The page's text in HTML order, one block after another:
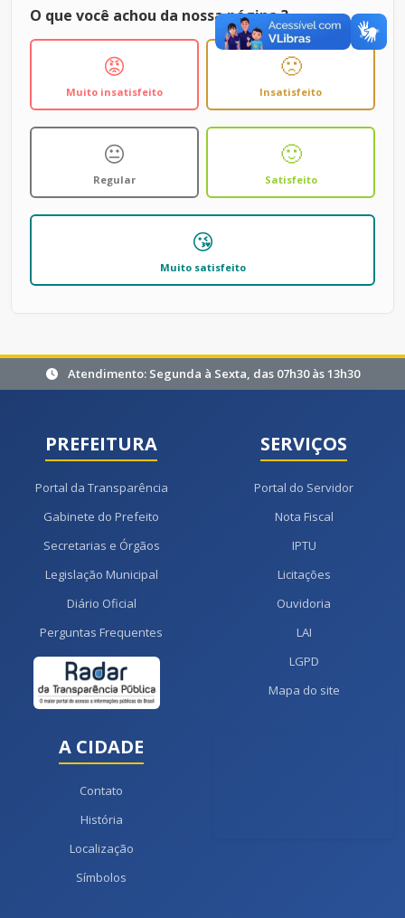
O que você achou da nossa página ?
😡
Muito insatisfeito
🙁
Insatisfeito
😐
Regular
🙂
Satisfeito
😘
Muito satisfeito
Atendimento: Segunda à Sexta, das 07h30 às 13h30
PREFEITURA
Portal da Transparência
Gabinete do Prefeito
Secretarias e Órgãos
Legislação Municipal
Diário Oficial
Perguntas Frequentes
SERVIÇOS
Portal do Servidor
Nota Fiscal
IPTU
Licitações
Ouvidoria
LAI
LGPD
Mapa do site
A CIDADE
Contato
História
Localização
Símbolos